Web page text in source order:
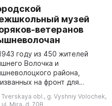
музей
ветеранов
году из 450 жителей
Волочка и
района,
на фронт для
многие погибли. В их
Tverskaya obl., g. Vyshniy Volochek,
ul. Mira, d. 70B